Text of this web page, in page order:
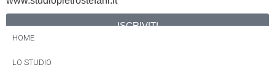
ISCRIVITI
HOME
LO STUDIO